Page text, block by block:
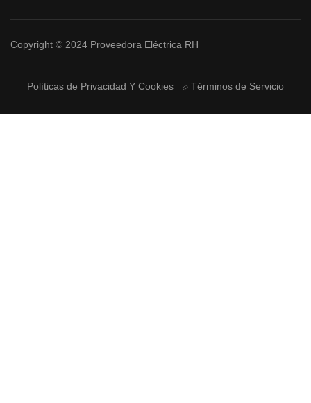
Copyright © 2024 Proveedora Eléctrica RH
Políticas de Privacidad Y Cookies Términos de Servicio